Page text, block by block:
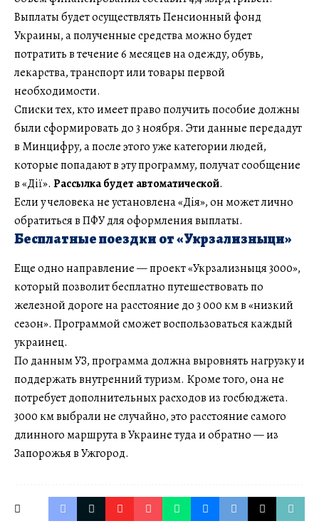
Выплаты будет осуществлять Пенсионный фонд
Украины, а полученные средства можно будет
потратить в течение 6 месяцев на одежду, обувь,
лекарства, транспорт или товары первой
необходимости.
Списки тех, кто имеет право получить пособие должны
были сформировать до 3 ноября. Эти данные передадут
в Минцифру, а после этого уже категории людей,
которые попадают в эту программу, получат сообщение
в «Дії». Рассылка будет автоматической.
Если у человека не установлена «Дія», он может лично
обратиться в ПФУ для оформления выплаты.
Бесплатные поездки от «Укрзализныци»
Еще одно направление — проект «Укрзализныця 3000»,
который позволит бесплатно путешествовать по
железной дороге на расстояние до 3 000 км в «низкий
сезон». Программой сможет воспользоваться каждый
украинец.
По данным УЗ, программа должна выровнять нагрузку и
поддержать внутренний туризм. Кроме того, она не
потребует дополнительных расходов из госбюджета.
3000 км выбрали не случайно, это расстояние самого
длинного маршрута в Украине туда и обратно — из
Запорожья в Ужгород.